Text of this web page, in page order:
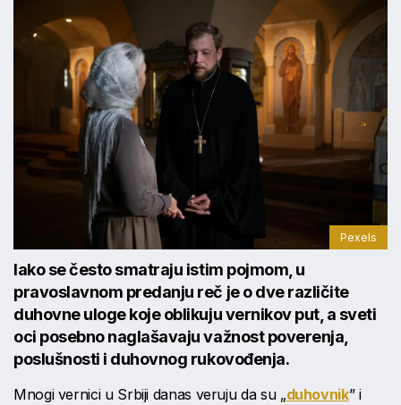
Pexels
Iako se često smatraju istim pojmom, u
pravoslavnom predanju reč je o dve različite
duhovne uloge koje oblikuju vernikov put, a sveti
oci posebno naglašavaju važnost poverenja,
poslušnosti i duhovnog rukovođenja.
Mnogi vernici u Srbiji danas veruju da su „duhovnik” i